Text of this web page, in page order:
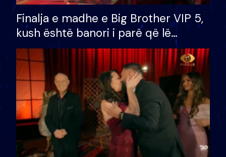
Finalja e madhe e Big Brother VIP 5,
kush është banori i parë që lë
shtëpinë dhe humb mundësinë për
të fituar çmimin e madh